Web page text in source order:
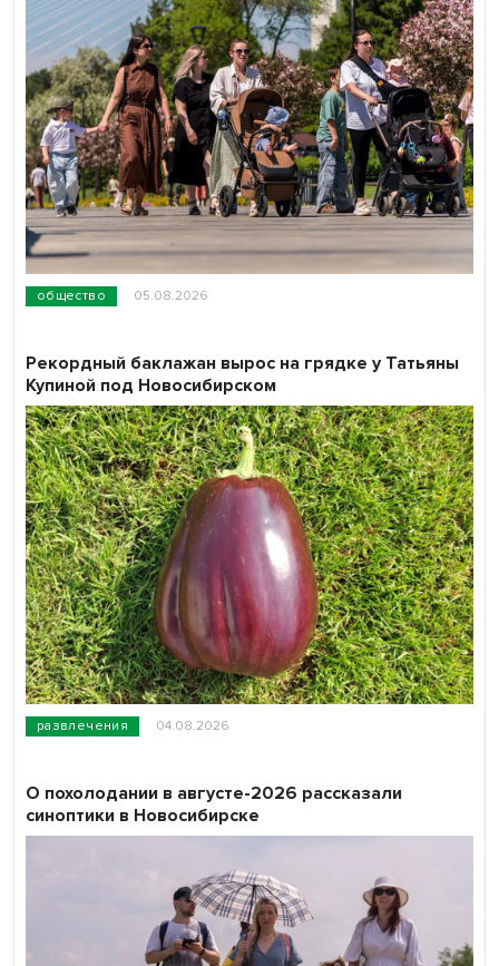
общество 05.08.2026
развлечения 04.08.2026
Рекордный баклажан вырос на грядке у Татьяны
Купиной под Новосибирском
О похолодании в августе-2026 рассказали
синоптики в Новосибирске